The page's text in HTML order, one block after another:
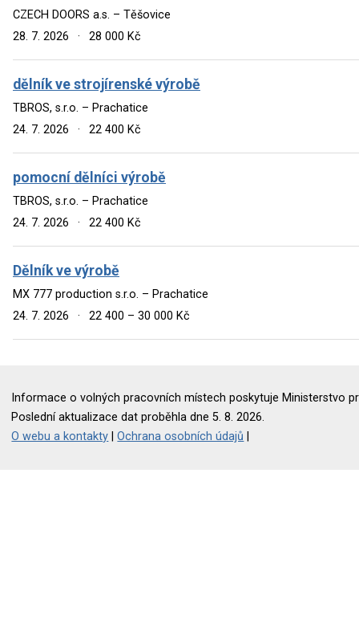
CZECH DOORS a.s. – Těšovice
28. 7. 2026
· 28 000 Kč
dělník ve strojírenské výrobě
TBROS, s.r.o. – Prachatice
24. 7. 2026
· 22 400 Kč
pomocní dělníci výrobě
TBROS, s.r.o. – Prachatice
24. 7. 2026
· 22 400 Kč
Dělník ve výrobě
MX 777 production s.r.o. – Prachatice
24. 7. 2026
· 22 400 – 30 000 Kč
Informace o volných pracovních místech poskytuje Ministerstvo
Poslední aktualizace dat proběhla dne 5. 8. 2026.
O webu a kontakty |Ochrana osobních údajů